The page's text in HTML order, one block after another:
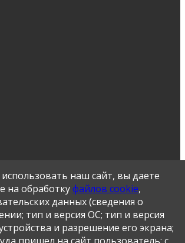
наш сайт, вы даете
на обработкуфайлов cookie,
данных (сведения о
тип и версия ОС; тип и версия
и разрешение его экрана;